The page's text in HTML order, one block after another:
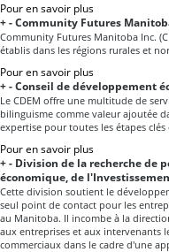
Pour en savoir plus
+-Community Futures
Community Futures Manitoba Inc.
établis dans les régions rurales et
Pour en savoir plus
+-Conseil de développement
Le CDEM offre une multitude de
bilinguisme comme valeur ajoutée
expertise pour toutes les étapes
Pour en savoir plus
+- Division de la recherche de
économique, de
Cette division soutient le
seul point de contact pour les
au Manitoba. Il incombe à la
aux entreprises et aux intervenants
commerciaux dans le cadre d'une